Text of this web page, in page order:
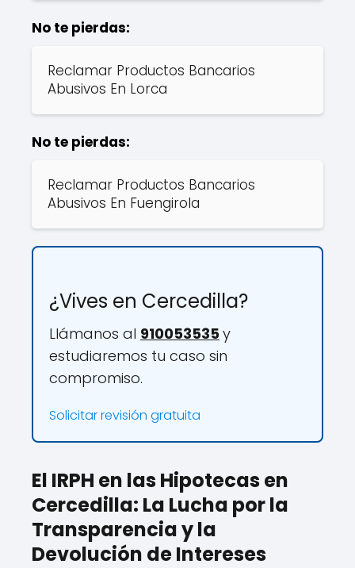
No te pierdas:
Reclamar Productos Bancarios
Abusivos En Lorca
No te pierdas:
Reclamar Productos Bancarios
Abusivos En Fuengirola
¿Vives en Cercedilla?
Llámanos al 910053535y
estudiaremos tu caso sin
compromiso.
Solicitar revisión gratuita
El IRPH en las Hipotecas en
Cercedilla: La Lucha por la
Transparencia y la
Devolución de Intereses